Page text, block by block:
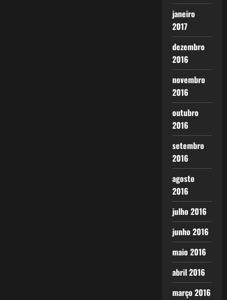
janeiro
2017
dezembro
2016
novembro
2016
outubro
2016
setembro
2016
agosto
2016
julho 2016
junho 2016
maio 2016
abril 2016
março 2016